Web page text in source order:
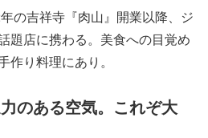
の吉祥寺『肉山』開業以降、ジ
題店に携わる。美食への目覚め
作り料理にあり。
のある空気。これぞ大